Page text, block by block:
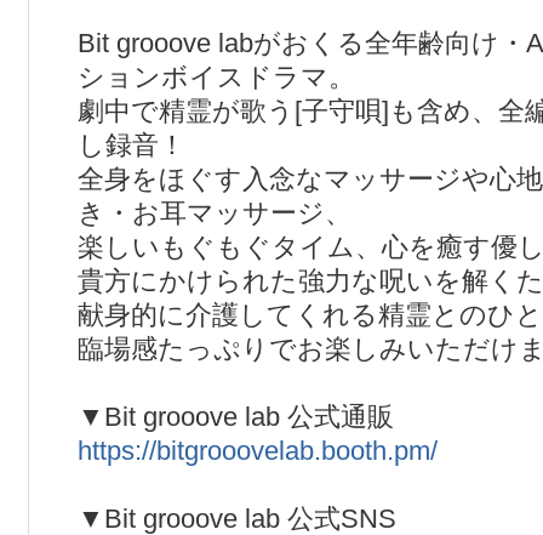
Bit grooove labがおくる全年齢向け・
ションボイスドラマ。
劇中で精霊が歌う[子守唄]も含め、全
し録音！
全身をほぐす入念なマッサージや心
き・お耳マッサージ、
楽しいもぐもぐタイム、心を癒す優
貴方にかけられた強力な呪いを解く
献身的に介護してくれる精霊とのひ
臨場感たっぷりでお楽しみいただけ
▼Bit grooove lab 公式通販
https://bitgrooovelab.booth.pm/
▼Bit grooove lab 公式SNS